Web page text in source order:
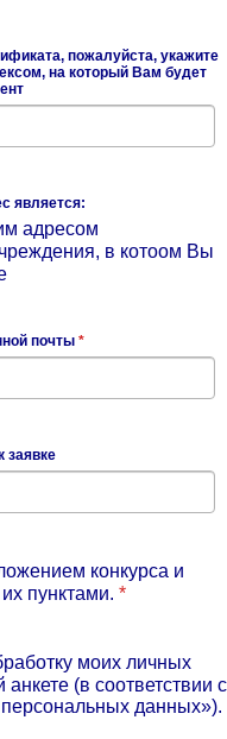
пожалуйста, укажите
на который Вам будет
является:
адресом
в котоом Вы
почты *
заявке
конкурса и
пунктами. *
моих личных
(в соответствии с
данных»).